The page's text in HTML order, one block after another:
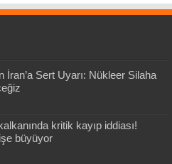
İran’a Sert Uyarı: Nükleer Silaha
kritik kayıp iddiası!
büyüyor